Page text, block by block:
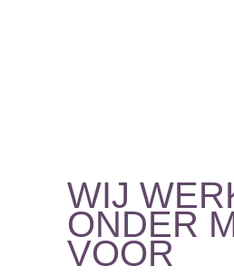
WIJ
ONDER
VOOR